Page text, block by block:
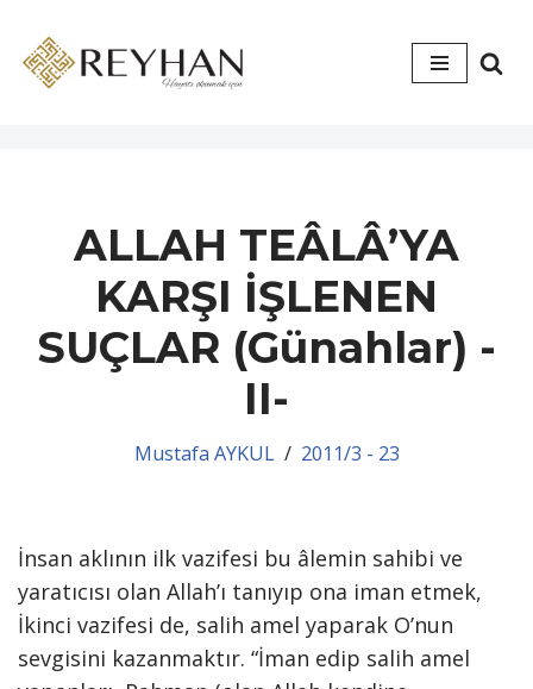
İçeriğe
ALLAH TEÂLÂ’YA
KARŞI İŞLENEN
SUÇLAR (Günahlar) -
II-
Mustafa AYKUL 2011/3 - 23
İnsan aklının ilk vazifesi bu âlemin sahibi ve
yaratıcısı olan Allah’ı tanıyıp ona iman etmek,
İkinci vazifesi de, salih amel yaparak O’nun
sevgisini kazanmaktır. “İman edip salih amel